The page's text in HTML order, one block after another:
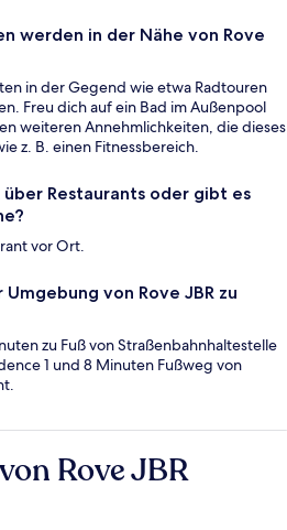
werden in der Nähe von Rove
in der Gegend wie etwa Radtouren
Freu dich auf ein Bad im Außenpool
weiteren Annehmlichkeiten, die dieses
z. B. einen Fitnessbereich.
über Restaurants oder gibt es
vor Ort.
von Rove JBR zu
zu Fuß von Straßenbahnhaltestelle
1 und 8 Minuten Fußweg von
Rove JBR